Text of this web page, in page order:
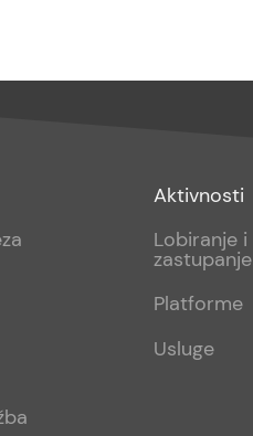
Footer
sub
Aktivnosti
Lobiranje i
zastupanje
Platforme
Usluge